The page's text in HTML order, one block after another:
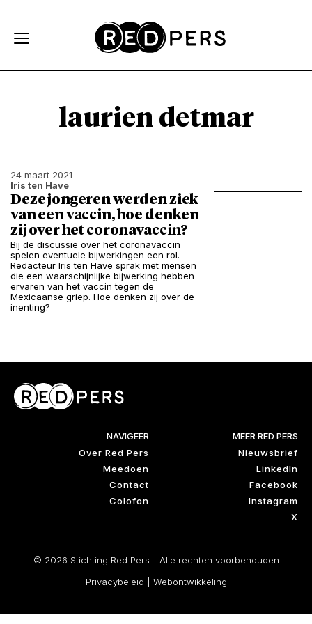
laurien detmar
24 maart 2021
Iris ten Have
Deze jongeren werden ziek
van een vaccin, hoe denken
zij over het coronavaccin?
Bij de discussie over het coronavaccin
spelen eventuele bijwerkingen een rol.
Redacteur Iris ten Have sprak met mensen
die een waarschijnlijke bijwerking hebben
ervaren van het vaccin tegen de
Mexicaanse griep. Hoe denken zij over de
inenting?
NAVIGEER
Over Red Pers
Meedoen
Contact
Colofon
MEER RED PERS
Nieuwsbrief
LinkedIn
Facebook
Instagram
X
© 2026 Stichting Red Pers - Alle rechten voorbehouden
Privacybeleid
Webontwikkeling